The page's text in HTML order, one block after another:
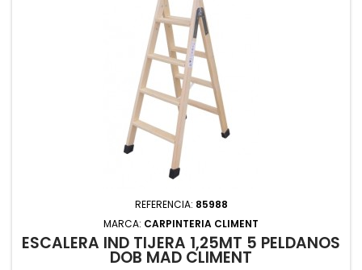
REFERENCIA: 85988
MARCA: CARPINTERIA CLIMENT
ESCALERA IND TIJERA 1,25MT 5 PELDAÑOS
DOB MAD CLIMENT